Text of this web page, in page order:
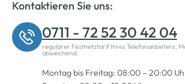
Kontaktieren Sie uns:
0711 - 72 52 30 42 04
regulärer Festnetztarif Ihres Telefonanbieters,
abweichend.
Montag bis Freitag: 08:00 – 20:00